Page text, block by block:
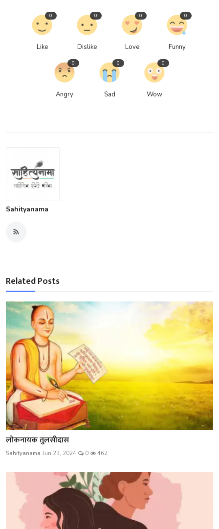
Like
0
Dislike
0
Love
0
Funny
0
Angry
0
Sad
0
Wow
0
Sahityanama
Related Posts
लोकनायक तुलसीदास
Sahityanama Jun 23, 2024 0 462